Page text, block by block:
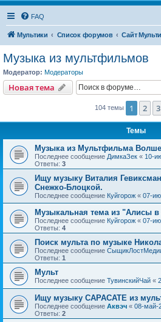
FAQ
Мультики Список форумов Сайт
Музыка из мультфильмов
Модератор: Модераторы
Новая тема
104 темы 1 2 3
Темы
Музыка из Мультфильма
Последнее сообщение ДимкаЗек « 10-
Ответы: 3
Ищу музыку Виталия
Снежко-Блоцкой.
Последнее сообщение Куйгорож « 07-
Музыкальная тема из "Алисы в
Последнее сообщение Куйгорож « 07-
Ответы: 4
Поиск мульта по музыке
Последнее сообщение
Ответы: 1
Мульт
Последнее сообщение ТувинскийЧай «
Ищу музыку САРАСАТЕ из
Последнее сообщение Аквэч « 08-май-
Ответы: 2